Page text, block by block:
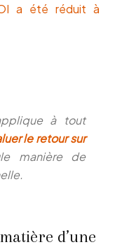
a été réduit à
à tout
le retour sur
manière de
d’une